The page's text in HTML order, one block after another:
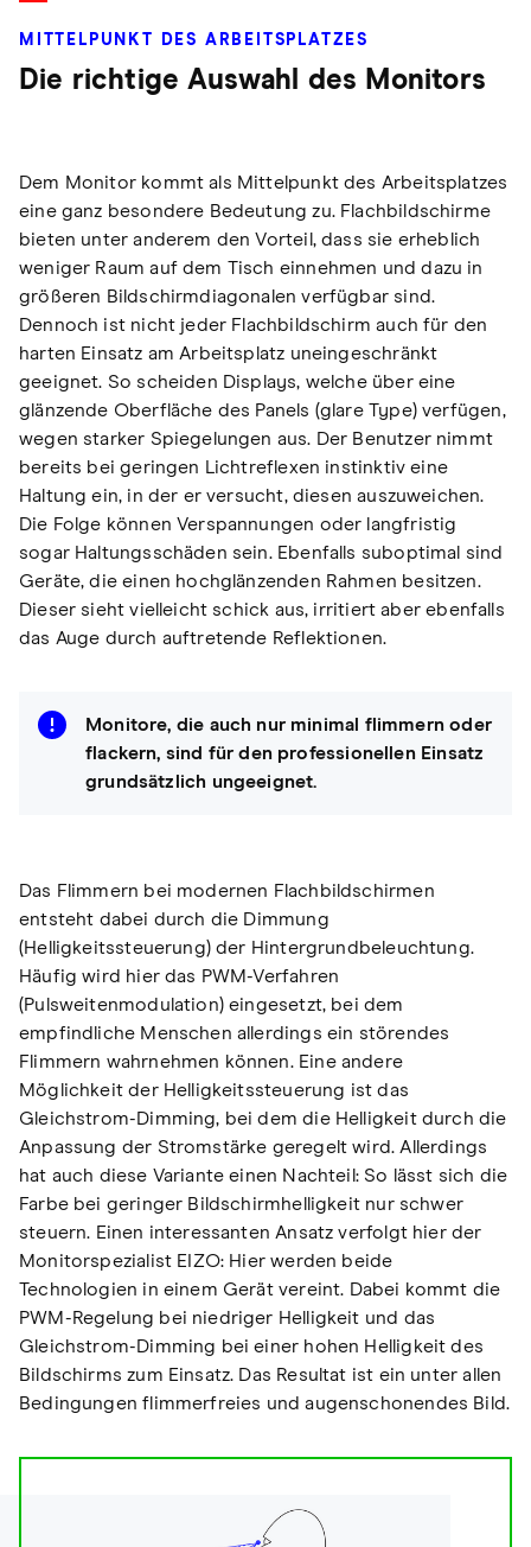
MITTELPUNKT DES ARBEITSPLATZES
Die richtige Auswahl des Monitors
Dem Monitor kommt als Mittelpunkt des Arbeitsplatzes
eine ganz besondere Bedeutung zu. Flachbildschirme
bieten unter anderem den Vorteil, dass sie erheblich
weniger Raum auf dem Tisch einnehmen und dazu in
größeren Bildschirmdiagonalen verfügbar sind.
Dennoch ist nicht jeder Flachbildschirm auch für den
harten Einsatz am Arbeitsplatz uneingeschränkt
geeignet. So scheiden Displays, welche über eine
glänzende Oberfläche des Panels (glare Type) verfügen,
wegen starker Spiegelungen aus. Der Benutzer nimmt
bereits bei geringen Lichtreflexen instinktiv eine
Haltung ein, in der er versucht, diesen auszuweichen.
Die Folge können Verspannungen oder langfristig
sogar Haltungsschäden sein. Ebenfalls suboptimal sind
Geräte, die einen hochglänzenden Rahmen besitzen.
Dieser sieht vielleicht schick aus, irritiert aber ebenfalls
das Auge durch auftretende Reflektionen.
Monitore, die auch nur minimal flimmern oder
flackern, sind für den professionellen Einsatz
grundsätzlich ungeeignet.
Das Flimmern bei modernen Flachbildschirmen
entsteht dabei durch die Dimmung
(Helligkeitssteuerung) der Hintergrundbeleuchtung.
Häufig wird hier das PWM-Verfahren
(Pulsweitenmodulation) eingesetzt, bei dem
empfindliche Menschen allerdings ein störendes
Flimmern wahrnehmen können. Eine andere
Möglichkeit der Helligkeitssteuerung ist das
Gleichstrom-Dimming, bei dem die Helligkeit durch die
Anpassung der Stromstärke geregelt wird. Allerdings
hat auch diese Variante einen Nachteil: So lässt sich die
Farbe bei geringer Bildschirmhelligkeit nur schwer
steuern. Einen interessanten Ansatz verfolgt hier der
Monitorspezialist EIZO: Hier werden beide
Technologien in einem Gerät vereint. Dabei kommt die
PWM-Regelung bei niedriger Helligkeit und das
Gleichstrom-Dimming bei einer hohen Helligkeit des
Bildschirms zum Einsatz. Das Resultat ist ein unter allen
Bedingungen flimmerfreies und augenschonendes Bild.